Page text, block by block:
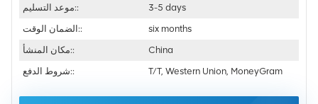
موعد التسليم::
3-5 days
الضمان الوقت::
six months
مكان المنشأ::
China
شروط الدفع::
T/T, Western Union, MoneyGram